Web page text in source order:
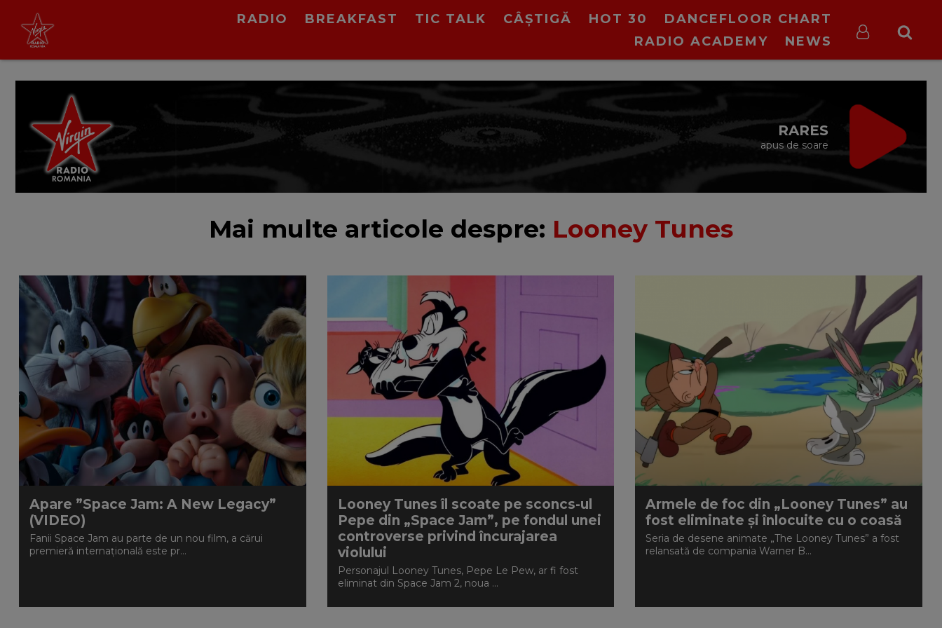
RADIO BREAKFAST TIC TALK CÂȘTIGĂ HOT 30
DANCEFLOOR CHART
RADIO ACADEMY
NEWS
RARES
apus de soare
Mai multe articole despre: Looney Tunes
Apare ”Space Jam: A New Legacy”
(VIDEO)
Fanii Space Jam au parte de un nou film, a cărui
premieră internațională este pr...
Looney Tunes îl scoate pe sconcs-ul
Pepe din „Space Jam”, pe fondul unei
controverse privind încurajarea
violului
Personajul Looney Tunes, Pepe Le Pew, ar fi fost
eliminat din Space Jam 2, noua ...
Armele de foc din „Looney Tunes” au
fost eliminate și înlocuite cu o coasă
Seria de desene animate „The Looney Tunes” a fost
relansată de compania Warner B...